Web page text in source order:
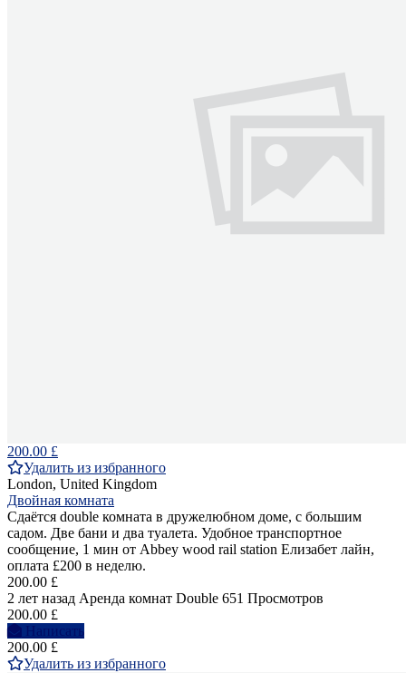
200.00 £
Удалить из избранного
London, United Kingdom
Двойная комната
Сдаётся double комната в дружелюбном доме, с большим
садом. Две бани и два туалета. Удобное транспортное
сообщение, 1 мин от Abbey wood rail station Елизабет лайн,
оплата £200 в неделю.
200.00 £
2 лет назад Аренда комнат Double 651 Просмотров
200.00 £
Написать
200.00 £
Удалить из избранного